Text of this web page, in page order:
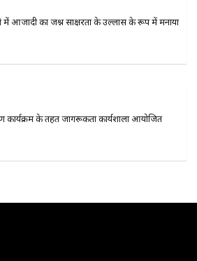
आजादी का जश्न साक्षरता के उल्लास के रूप में मनाया
कार्यक्रम के तहत जागरूकता कार्यशाला आयोजित